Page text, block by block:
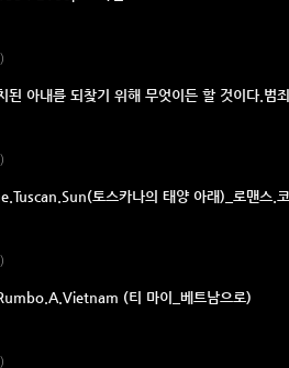
된 아내를 되찾기 위해 무엇이든 할 것이다.범
토스카나의 태양 아래)_로맨스.코
(티 마이_베트남으로)